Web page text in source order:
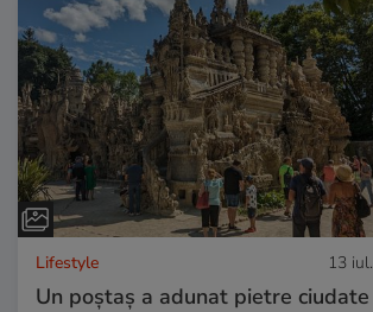
Lifestyle 13 iul.
Un poștaș a adunat pietre ciudate